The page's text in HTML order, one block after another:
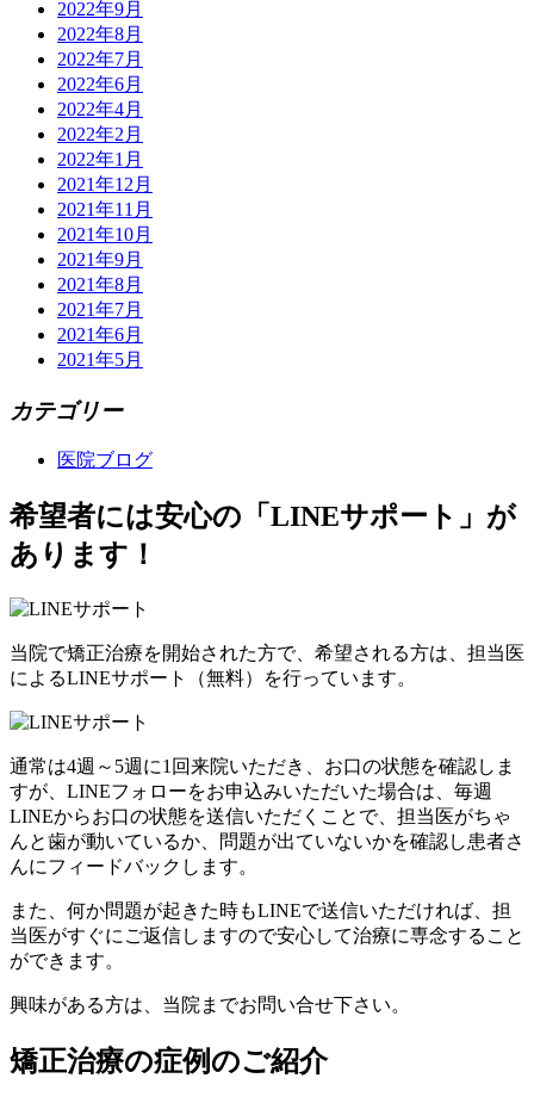
2022年9月
2022年8月
2022年7月
2022年6月
2022年4月
2022年2月
2022年1月
2021年12月
2021年11月
2021年10月
2021年9月
2021年8月
2021年7月
2021年6月
2021年5月
カテゴリー
医院ブログ
希望者には安心の「LINEサポート」が
あります！
当院で矯正治療を開始された方で、希望される方は、担当医
によるLINEサポート （無料） を行っています。
通常は4週～5週に1回来院いただき、お口の状態を確認しま
すが、LINEフォローをお申込みいただいた場合は、 毎週
LINEからお口の状態を送信いただくことで、担当医がちゃ
んと歯が動いているか、問題が出ていないかを確認し患者さ
んにフィードバックします。
また、何か問題が起きた時もLINEで送信いただければ、担
当医がすぐにご返信しますので安心して治療に専念すること
ができます。
興味がある方は、当院までお問い合せ下さい。
矯正治療の症例のご紹介